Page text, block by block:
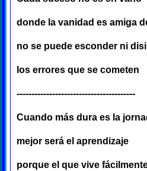
donde la vanidad es amiga
no se puede esconder ni
los errores que se cometen
----------------------------------------
Cuando más dura es la
mejor será el aprendizaje
porque el que vive